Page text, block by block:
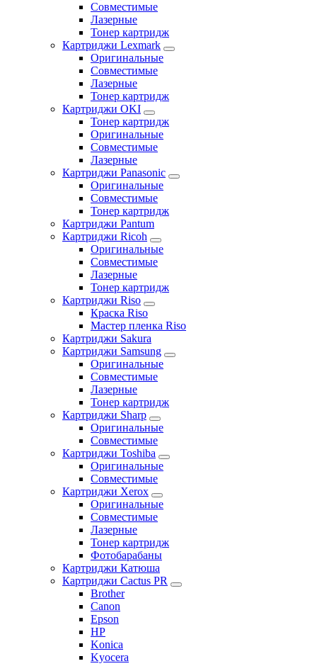
Совместимые
Лазерные
Тонер картридж
Картриджи Lexmark
Оригинальные
Совместимые
Лазерные
Тонер картридж
Картриджи OKI
Тонер картридж
Оригинальные
Совместимые
Лазерные
Картриджи Panasonic
Оригинальные
Совместимые
Тонер картридж
Картриджи Pantum
Картриджи Ricoh
Оригинальные
Совместимые
Лазерные
Тонер картридж
Картриджи Riso
Краска Riso
Мастер пленка Riso
Картриджи Sakura
Картриджи Samsung
Оригинальные
Совместимые
Лазерные
Тонер картридж
Картриджи Sharp
Оригинальные
Совместимые
Картриджи Toshiba
Оригинальные
Совместимые
Картриджи Xerox
Оригинальные
Совместимые
Лазерные
Тонер картридж
Фотобарабаны
Картриджи Катюша
Картриджи Cactus PR
Brother
Canon
Epson
HP
Konica
Kyocera